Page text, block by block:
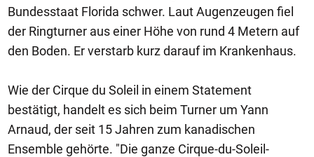
Bundesstaat Florida schwer. Laut Augenzeugen fiel
der Ringturner aus einer Höhe von rund 4 Metern auf
den Boden. Er verstarb kurz darauf im Krankenhaus.
Wie der Cirque du Soleil in einem Statement
bestätigt, handelt es sich beim Turner um Yann
Arnaud, der seit 15 Jahren zum kanadischen
Ensemble gehörte. "Die ganze Cirque-du-Soleil-